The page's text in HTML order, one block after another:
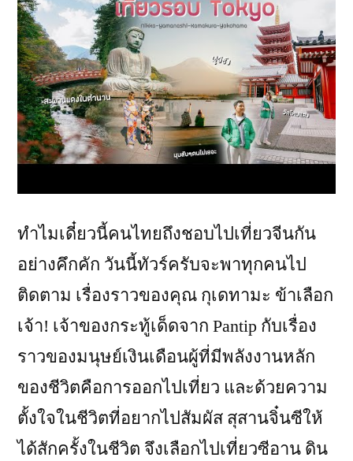
ทำไมเดี๋ยวนี้คนไทยถึงชอบไปเที่ยวจีนกัน
อย่างคึกคัก วันนี้ทัวร์ครับจะพาทุกคนไป
ติดตาม เรื่องราวของคุณ กุเดทามะ ข้าเลือก
เจ้า! เจ้าของกระทู้เด็ดจาก Pantip กับเรื่อง
ราวของมนุษย์เงินเดือนผู้ที่มีพลังงานหลัก
ของชีวิตคือการออกไปเที่ยว และด้วยความ
ตั้งใจในชีวิตที่อยากไปสัมผัส สุสานจิ๋นซีให้
ได้สักครั้งในชีวิต จึงเลือกไปเที่ยวซีอาน ดิน